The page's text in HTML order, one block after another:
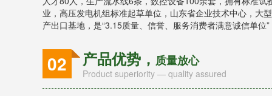
业，高压发电机组标准起草单位，山东省企业技术中心，大
产出口基地，是“3.15质量、信誉、服务消费者满意诚信单位
02 产品优势， 质量放心
Product superiority — quality assured